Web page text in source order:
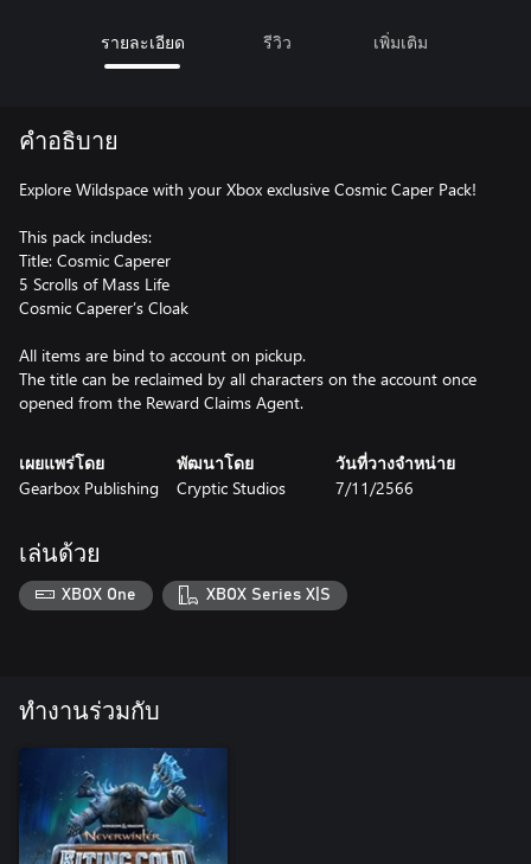
รายละเอียด รีวิว เพิ่มเติม
คำอธิบาย
Explore Wildspace with your Xbox exclusive Cosmic Caper Pack!
This pack includes:
Title: Cosmic Caperer
5 Scrolls of Mass Life
Cosmic Caperer’s Cloak
All items are bind to account on pickup.
The title can be reclaimed by all characters on the account once
เผยแพร่โดย
Gearbox Publishing
พัฒนาโดย
Cryptic Studios
วันที่วางจำหน่าย
7/11/2566
เล่นด้วย
XBOX One XBOX Series X|S
ทำงานร่วมกับ